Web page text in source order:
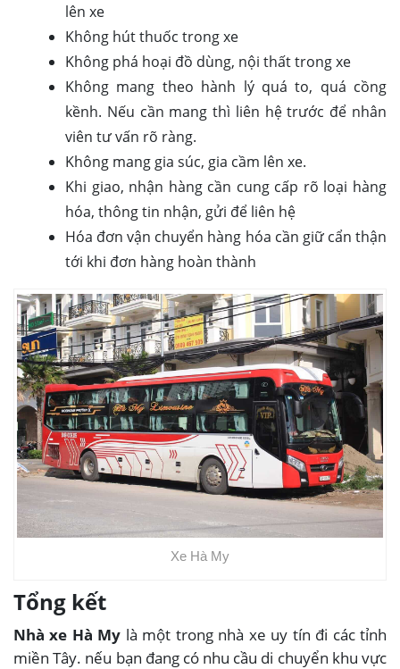
lên xe
Không hút thuốc trong xe
Không phá hoại đồ dùng, nội thất trong xe
Không mang theo hành lý quá to, quá cồng
kềnh. Nếu cần mang thì liên hệ trước để nhân
viên tư vấn rõ ràng.
Không mang gia súc, gia cầm lên xe.
Khi giao, nhận hàng cần cung cấp rõ loại hàng
hóa, thông tin nhận, gửi để liên hệ
Hóa đơn vận chuyển hàng hóa cần giữ cẩn thận
tới khi đơn hàng hoàn thành
Xe Hà My
Tổng kết
Nhà xe Hà My là một trong nhà xe uy tín đi các tỉnh
miền Tây. nếu bạn đang có nhu cầu di chuyển khu vực